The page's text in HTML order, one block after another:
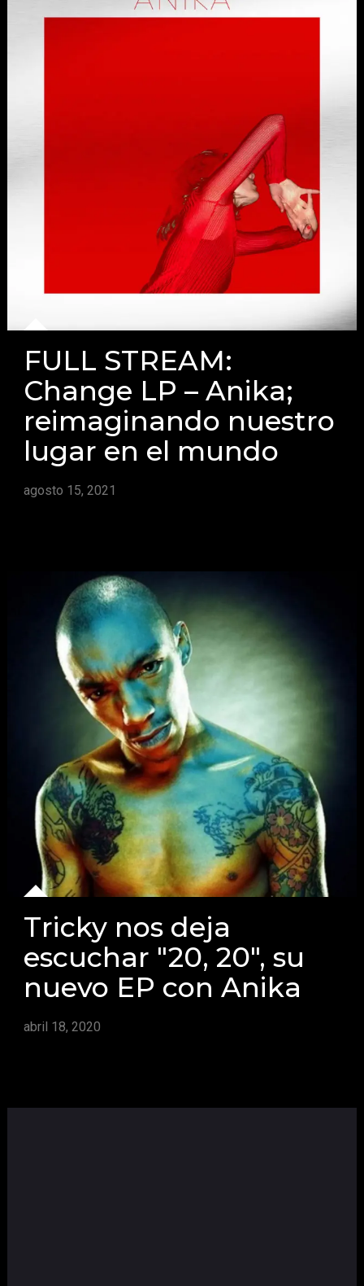
FULL STREAM:
Change LP – Anika;
reimaginando nuestro
lugar en el mundo
agosto 15, 2021
Tricky nos deja
escuchar "20, 20", su
nuevo EP con Anika
abril 18, 2020